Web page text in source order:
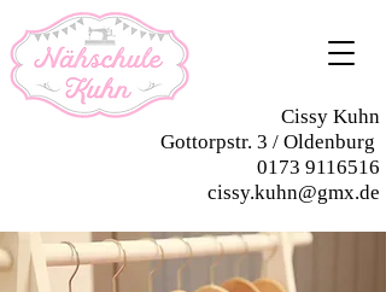
Cissy Kuhn
Gottorpstr. 3 / Oldenburg
0173 9116516
cissy.kuhn@gmx.de